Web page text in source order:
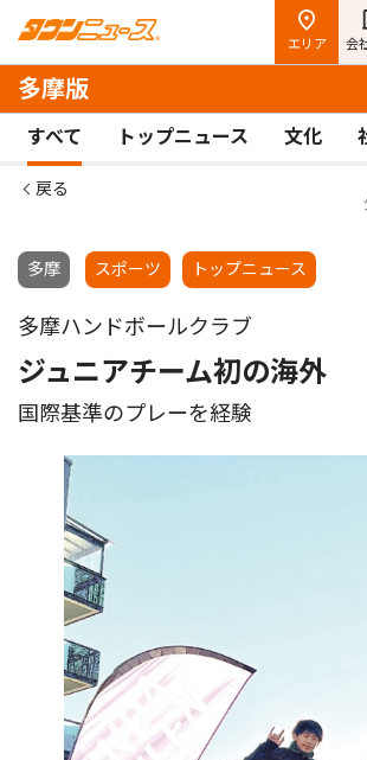
エリア 会
多摩版
すべて トップニュース 文化
戻る
多摩 スポーツ トップニュース
多摩ハンドボールクラブ
ジュニアチーム初の海外
国際基準のプレーを経験